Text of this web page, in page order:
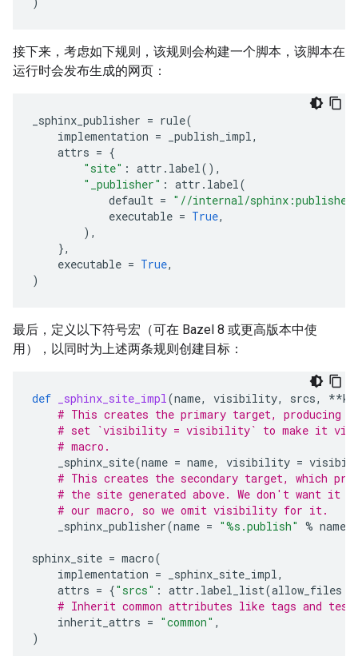
接下来，考虑如下规则，该规则会构建一个脚本，该脚本在
运行时会发布生成的网页：
_sphinx_publisher = rule(
implementation = _publish_impl,
attrs = {
"site" : attr . label(),
"_publisher" : attr . label(
default = "//internal/
executable = True,
),
},
executable = True,
)
最后，定义以下符号宏（可在 Bazel 8 或更高版本中使
用），以同时为上述两条规则创建目标：
def _sphinx_site_impl(name, visibility, srcs, **
# This creates the primary target, producing the
# set `visibility = visibility` to make it
# macro.
_sphinx_site(name = name, visibility =
# This creates the secondary target, which
# the site generated above. We don't want
# our macro, so we omit visibility for it.
_sphinx_publisher(name = "%s .publish" % name
sphinx_site = macro(
implementation = _sphinx_site_impl,
attrs = {"srcs" : attr . label_list(allow_files
# Inherit common attributes like tags and
inherit_attrs = "common" ,
)